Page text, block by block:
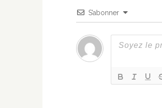
S’abonner